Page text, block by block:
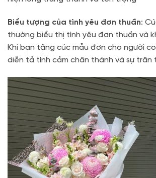
Biểu tượng của tình yêu đơn thuần:
thường biểu thị tình yêu đơn thuần và
Khi bạn tặng cúc mẫu đơn cho người
diễn tả tình cảm chân thành và sự trân